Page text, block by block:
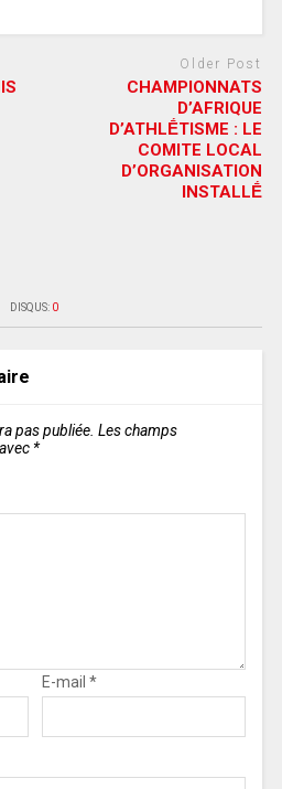
Older Post
CHAMPIONNATS
D’AFRIQUE
D’ATHLḖTISME : LE
COMITE LOCAL
D’ORGANISATION
INSTALLḖ
DISQUS: 0
pas publiée. Les champs
*
E-mail *